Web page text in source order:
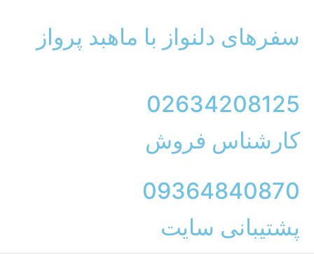
سفرهای دلنواز با ماهبد پرواز
02634208125
کارشناس فروش
09364840870
پشتیبانی سایت